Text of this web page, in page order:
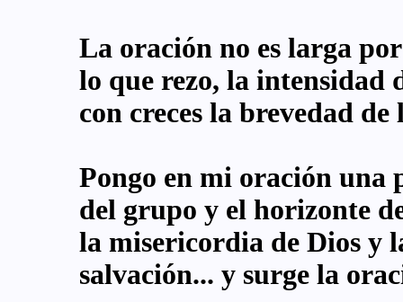
La oración no es larga
lo que rezo, la intensidad
con creces la brevedad
Pongo en mi oración una
del grupo y el horizonte
la misericordia de Dios y
salvación... y surge la